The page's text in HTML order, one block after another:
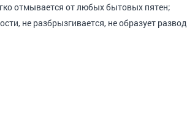
отмывается от любых бытовых пятен;
не разбрызгивается, не образует